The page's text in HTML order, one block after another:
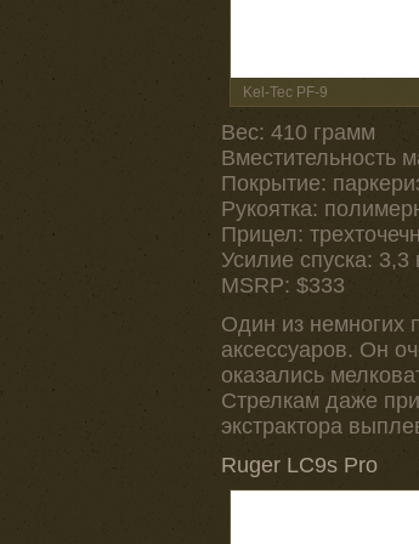
Kel-Tec PF-9
Вес: 410 грамм
Вместительность
Покрытие:
Рукоятка:
Прицел:
Усилие спуска: 3,3
MSRP: $333
Один из немногих
аксессуаров. Он
оказались
Стрелкам даже
экстрактора
Ruger LC9s Pro